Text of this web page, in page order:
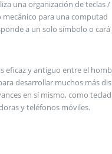
una organización de teclas /
para una computad
a un solo símbolo o cará
eficaz y antiguo entre el homb
desarrollar muchos más dis
en sí mismo, como teclad
y teléfonos móviles.